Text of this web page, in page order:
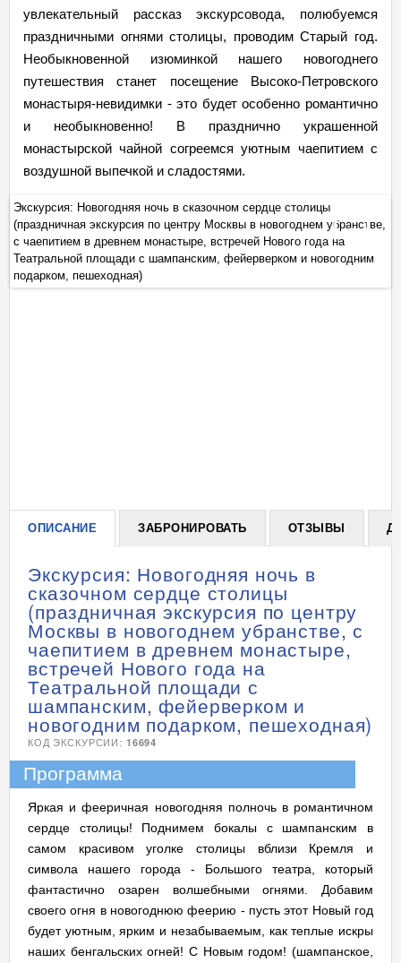
увлекательный рассказ экскурсовода, полюбуемся
праздничными огнями столицы, проводим Старый год.
Необыкновенной изюминкой нашего новогоднего
путешествия станет посещение Высоко-Петровского
монастыря-невидимки - это будет особенно романтично
и необыкновенно! В празднично украшенной
монастырской чайной согреемся уютным чаепитием с
воздушной выпечкой и сладостями.
+
Экскурсия: Новогодняя ночь в сказочном сердце столицы
(праздничная экскурсия по центру Москвы в новогоднем убранстве,
с чаепитием в древнем монастыре, встречей Нового года на
Театральной площади с шампанским, фейерверком и новогодним
подарком, пешеходная)
ОПИСАНИЕ ЗАБРОНИРОВАТЬ ОТЗЫВЫ
Экскурсия: Новогодняя ночь в
сказочном сердце столицы
(праздничная экскурсия по центру
Москвы в новогоднем убранстве, с
чаепитием в древнем монастыре,
встречей Нового года на
Театральной площади с
шампанским, фейерверком и
новогодним подарком, пешеходная)
КОД ЭКСКУРСИИ: 16694
Программа
Яркая и фееричная новогодняя полночь в романтичном
сердце столицы! Поднимем бокалы с шампанским в
самом красивом уголке столицы вблизи Кремля и
символа нашего города - Большого театра, который
фантастично озарен волшебными огнями. Добавим
своего огня в новогоднюю феерию - пусть этот Новый год
будет уютным, ярким и незабываемым, как теплые искры
наших бенгальских огней! С Новым годом! (шампанское,